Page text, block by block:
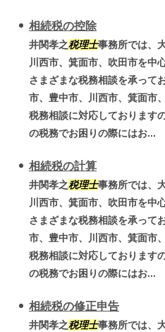
相続税の控除
井関孝之税理士事務所では、
川西市、箕面市、吹田市を中
さまざまな税務相談を承って
市、豊中市、川西市、箕面市
税務相談に対応しております
の税務でお困りの際にはお...
相続税の計算
井関孝之税理士事務所では、
川西市、箕面市、吹田市を中
さまざまな税務相談を承って
市、豊中市、川西市、箕面市
税務相談に対応しております
の税務でお困りの際にはお...
相続税の修正申告
井関孝之税理士事務所では、